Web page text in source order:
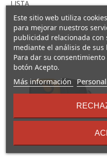
LISTA
Este sitio web utiliza
para mejorar nuestros
publicidad relacionada con
mediante el análisis de
Para dar su
botón Acepto.
Más información
sobre
términos